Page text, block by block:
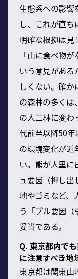
生態系への影響
し、これが直ち
明確な根拠は見
「山に食べ物
いう意見がある
しくない。確
の森林の多くは
の人工林に変わ
代前半以降50年
の環境変化が近
い。熊が人里に
ュ要因（押し
地やゴミなど、
う「プル要因（
妥当である。
Q. 東京都内で
に注意すべき地
東京都は関東山